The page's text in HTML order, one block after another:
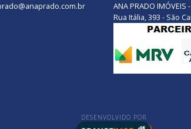
ANA PRADO IMÓVEIS
Rua Itália, 393 - São
DESENVOLVIDO POR